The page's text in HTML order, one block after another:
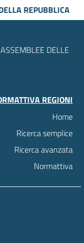
REPUBBLICA
DELLE
REGIONI
Home
Ricerca semplice
Ricerca avanzata
Normattiva